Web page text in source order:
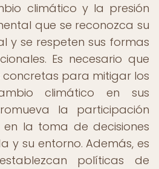
climático y la presión
que se reconozca su
y se respeten sus formas
Es necesario que
para mitigar los
climático en sus
la participación
la toma de decisiones
y su entorno. Además, es
políticas de